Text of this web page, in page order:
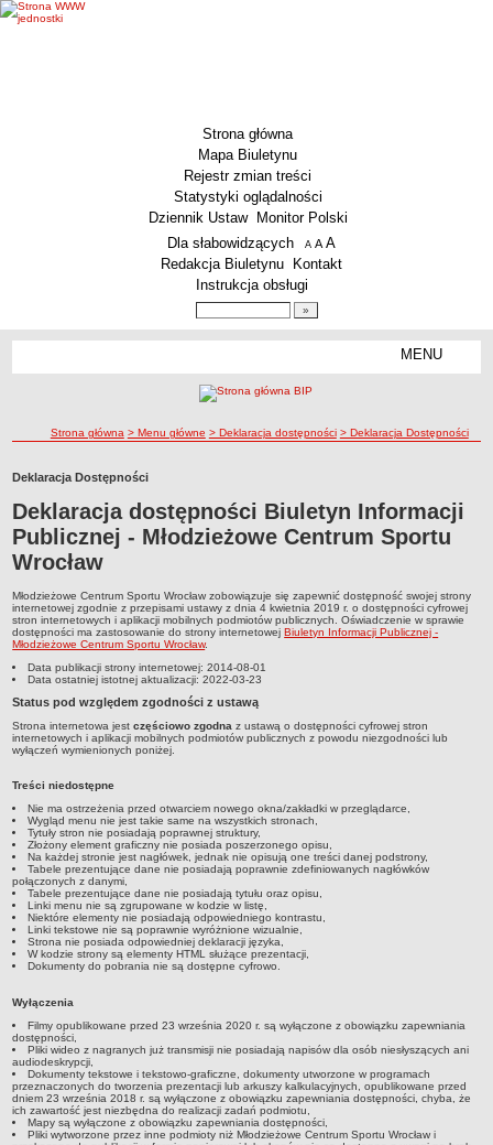
Strona główna
Mapa Biuletynu
Rejestr zmian treści
Statystyki oglądalności
Dziennik Ustaw
Monitor Polski
Menu dodatkowe
Dla słabowidzących A pomniejsz czcionkę
A standardowy rozmiar czcionki
A
Redakcja Biuletynu
Kontakt
Instrukcja obsługi
MENU
Dane podstawowe
Struktura organizacyjna
Kierownictwo
Dokumenty organizacyjne
Majątek
Przyjmowanie i załatwianie spraw
Archiwum postępowań
Praca
RODO
Kontrole
Petycje
Rejestr wniosków o udostępnienie informacji publicznej
Deklaracja dostępności
Plan postępowań
Platforma zakupowa
Plan postepowań o udzielenie zamówień na rok 2026
SPRAWOZDANIA
Sprawozdania finansowe 2020
Sprawozdania finansowe 2021
Sprawozdania finansowe 2022
Sprawozdania finansowe 2023
Sprawozdania finansowe 2024
ścieżka nawigacji
Strona główna > Menu główne > Deklaracja dostępności > Deklaracja Dostępności
Deklaracja Dostępności
Deklaracja dostępności Biuletyn Informacji
Publicznej - Młodzieżowe Centrum Sportu
Wrocław
Młodzieżowe Centrum Sportu Wrocław zobowiązuje się zapewnić dostępność swojej strony
internetowej zgodnie z przepisami ustawy z dnia 4 kwietnia 2019 r. o dostępności cyfrowej
stron internetowych i aplikacji mobilnych podmiotów publicznych. Oświadczenie w sprawie
dostępności ma zastosowanie do strony internetowejBiuletyn Informacji Publicznej -
Młodzieżowe Centrum Sportu Wrocław.
Data publikacji strony internetowej:2014-08-01
Data ostatniej istotnej aktualizacji:2022-03-23
Status pod względem zgodności z ustawą
Strona internetowa jestczęściowo zgodna z ustawą o dostępności cyfrowej stron
internetowych i aplikacji mobilnych podmiotów publicznych z powodu niezgodności lub
wyłączeń wymienionych poniżej.
Treści niedostępne
Nie ma ostrzeżenia przed otwarciem nowego okna/zakładki w przeglądarce,
Wygląd menu nie jest takie same na wszystkich stronach,
Tytuły stron nie posiadają poprawnej struktury,
Złożony element graficzny nie posiada poszerzonego opisu,
Na każdej stronie jest nagłówek, jednak nie opisują one treści danej podstrony,
Tabele prezentujące dane nie posiadają poprawnie zdefiniowanych nagłówków
połączonych z danymi,
Tabele prezentujące dane nie posiadają tytułu oraz opisu,
Linki menu nie są zgrupowane w kodzie w listę,
Niektóre elementy nie posiadają odpowiedniego kontrastu,
Linki tekstowe nie są poprawnie wyróżnione wizualnie,
Strona nie posiada odpowiedniej deklaracji języka,
W kodzie strony są elementy HTML służące prezentacji,
Dokumenty do pobrania nie są dostępne cyfrowo.
Wyłączenia
Filmy opublikowane przed 23 września 2020 r. są wyłączone z obowiązku zapewniania
dostępności,
Pliki wideo z nagranych już transmisji nie posiadają napisów dla osób niesłyszących ani
audiodeskrypcji,
Dokumenty tekstowe i tekstowo-graficzne, dokumenty utworzone w programach
przeznaczonych do tworzenia prezentacji lub arkuszy kalkulacyjnych, opublikowane przed
dniem 23 września 2018 r. są wyłączone z obowiązku zapewniania dostępności, chyba, że
ich zawartość jest niezbędna do realizacji zadań podmiotu,
Mapy są wyłączone z obowiązku zapewniania dostępności,
Pliki wytworzone przez inne podmioty niż Młodzieżowe Centrum Sportu Wrocław i